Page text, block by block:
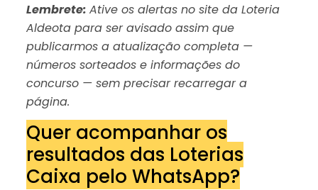
Lembrete: Ative os alertas no site da Loteria
Aldeota para ser avisado assim que
publicarmos a atualização completa —
números sorteados e informações do
concurso — sem precisar recarregar a
página.
Quer acompanhar os
resultados das Loterias
Caixa pelo WhatsApp?